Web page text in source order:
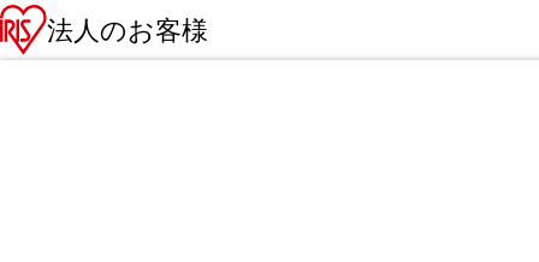
法人のお客様